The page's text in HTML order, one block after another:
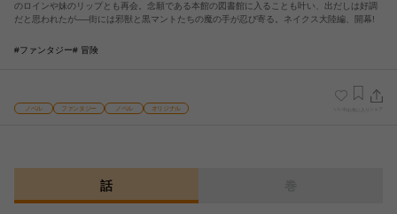
のロインや妹のリップとも再会。念願である本館の図書館に入ることも叶い、出だしは好調
だと思われたが──街には邪獣と黒マントたちの魔の手が忍び寄る。ネイクス大陸編、開幕!
#ファンタジー# 冒険
ノベル ファンタジー ノベル オリジナル
話